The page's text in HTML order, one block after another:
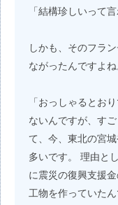
「結構珍しいって
しかも、そのフラ
ながったんですよね
「おっしゃるとお
ないんですが、す
て、今、東北の宮
多いです。 理由と
に震災の復興支援
工物を作っていた